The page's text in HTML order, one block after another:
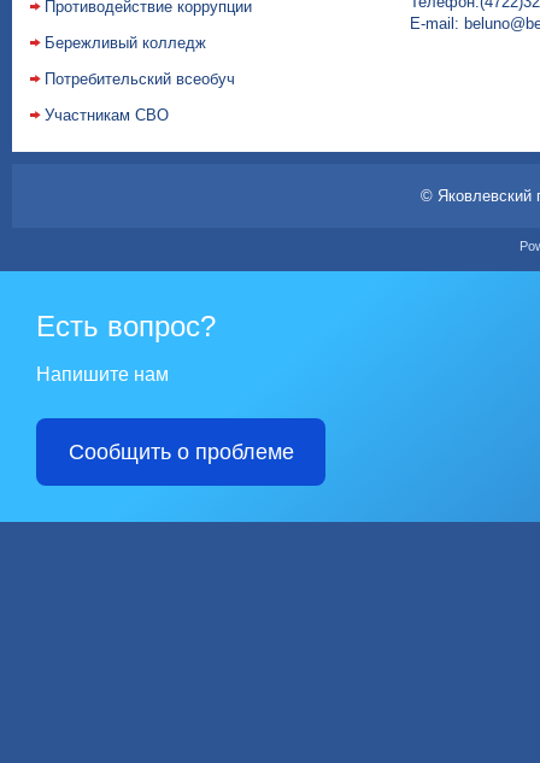
Противодействие коррупции
Бережливый колледж
Потребительский всеобуч
Участникам СВО
E-mail:
© Яковлевский
Есть вопрос?
Напишите нам
Сообщить о проблеме